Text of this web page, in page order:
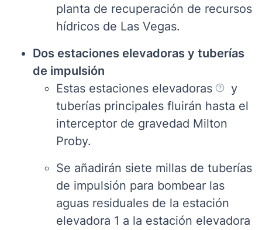
planta de recuperación de recursos
hídricos de Las Vegas.
Dos estaciones elevadoras y tuberías
de impulsión
Estas estaciones elevadoras
y
tuberías principales fluirán hasta el
interceptor de gravedad Milton
Proby.
Se añadirán siete millas de tuberías
de impulsión para bombear las
aguas residuales de la estación
elevadora 1 a la estación elevadora